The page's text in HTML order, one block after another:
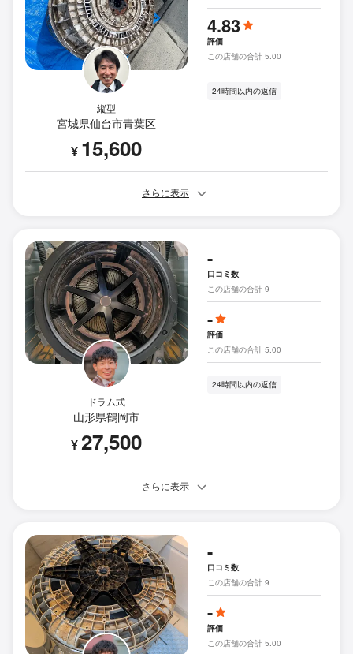
縦型
宮城県仙台市青葉区
¥ 15,600
4.83
評価
この店舗の合計 5.00
24時間以内の返信
さらに表示
ドラム式
山形県鶴岡市
¥27,500
-
口コミ数
この店舗の合計 9
-
評価
この店舗の合計 5.00
24時間以内の返信
さらに表示
-
口コミ数
この店舗の合計 9
-
評価
この店舗の合計 5.00